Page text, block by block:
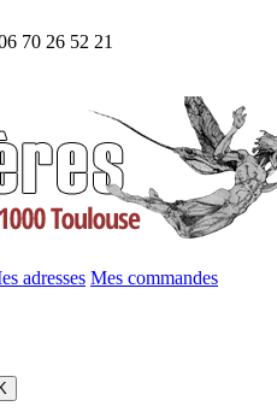
70 26 52 21
adresses Mes commandes